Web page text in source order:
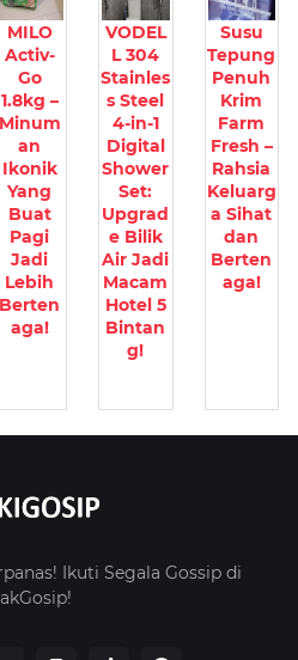
MILO
Activ-
Go
1.8kg –
Minum
an
Ikonik
Yang
Buat
Pagi
Jadi
Lebih
Berten
aga!
VODEL
L 304
Stainles
s Steel
4-in-1
Digital
Shower
Set:
Upgrad
e Bilik
Air Jadi
Macam
Hotel 5
Bintan
g!
Susu
Tepung
Penuh
Krim
Farm
Fresh –
Rahsia
Keluarg
a Sihat
dan
Berten
aga!
Ikuti Segala Gossip di